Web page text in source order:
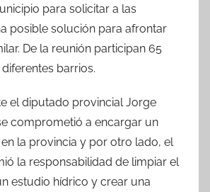
para solicitar a las
posible solución para afrontar
De la reunión participan 65
barrios.
el diputado provincial Jorge
comprometió a encargar un
la provincia y por otro lado, el
la responsabilidad de limpiar el
estudio hídrico y crear una